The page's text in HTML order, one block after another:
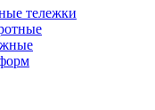
тележки